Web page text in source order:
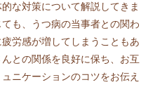
な対策について解説してきま
も、うつ病の当事者との関わ
労感が増してしまうこともあ
との関係を良好に保ち、お互
ニケーションのコツをお伝え